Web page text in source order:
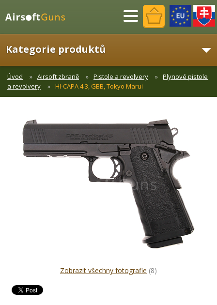
Menu
Kategorie produktů
Úvod Airsoft zbraně Pistole a revolvery
Plynové pistole
a revolvery
HI-CAPA 4.3, GBB, Tokyo Marui
Zobrazit všechny fotografie (8)